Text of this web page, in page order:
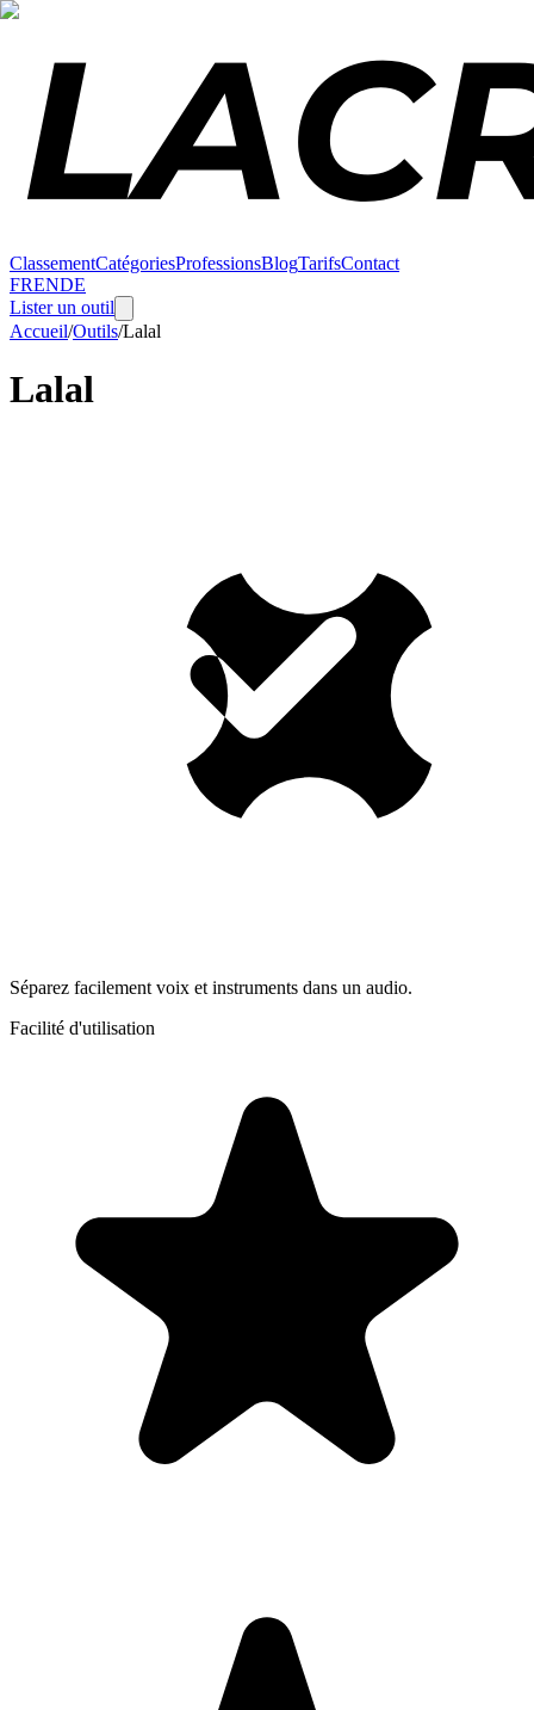
ClassementCatégoriesProfessionsBlogTarifsContact
FRENDE
Lister un outil
Accueil/Outils/Lalal
Lalal
Séparez facilement voix et instruments dans un audio.
Facilité d'utilisation